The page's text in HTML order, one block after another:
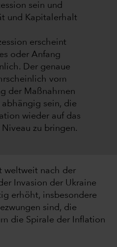
sein und
und Kapitalerhalt
erscheint
oder Anfang
Der genaue
vom
der Maßnahmen
sein, die
wieder auf das
zu bringen.
weltweit nach der
Invasion der Ukraine
erhöht, insbesondere
sind, die
die Spirale der Inflation